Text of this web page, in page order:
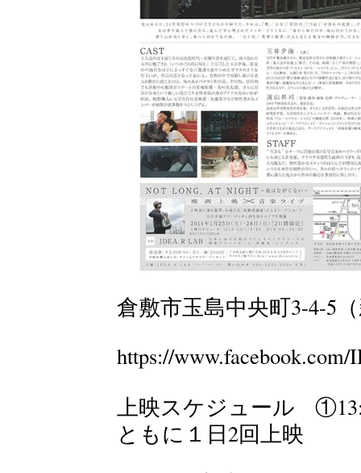
倉敷市玉島中央町3-4-5
https://
上映スケジュール
ともに１日2回上映